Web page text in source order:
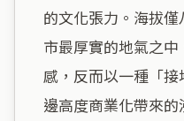
的文化張力。海拔
市最厚實的地氣之
感，反而以一種「
邊高度商業化帶來